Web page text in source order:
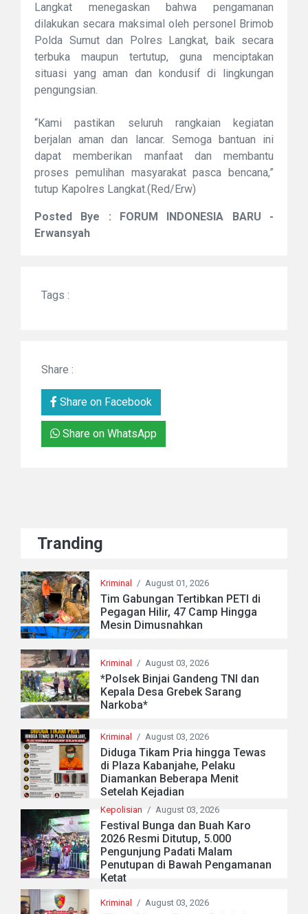
Langkat menegaskan bahwa pengamanan
dilakukan secara maksimal oleh personel Brimob
Polda Sumut dan Polres Langkat, baik secara
terbuka maupun tertutup, guna menciptakan
situasi yang aman dan kondusif di lingkungan
pengungsian.
“Kami pastikan seluruh rangkaian kegiatan
berjalan aman dan lancar. Semoga bantuan ini
dapat memberikan manfaat dan membantu
proses pemulihan masyarakat pasca bencana,”
tutup Kapolres Langkat.(Red/Erw)
Posted Bye : FORUM INDONESIA BARU -
Erwansyah
Tags :
Share :
Share on Facebook
Share on WhatsApp
Tranding
Kriminal / August 01, 2026
Tim Gabungan Tertibkan PETI di
Pegagan Hilir, 47 Camp Hingga
Mesin Dimusnahkan
Kriminal / August 03, 2026
*Polsek Binjai Gandeng TNI dan
Kepala Desa Grebek Sarang
Narkoba*
Kriminal / August 03, 2026
Diduga Tikam Pria hingga Tewas
di Plaza Kabanjahe, Pelaku
Diamankan Beberapa Menit
Setelah Kejadian
Kepolisian / August 03, 2026
Festival Bunga dan Buah Karo
2026 Resmi Ditutup, 5.000
Pengunjung Padati Malam
Penutupan di Bawah Pengamanan
Ketat
Kriminal / August 03, 2026